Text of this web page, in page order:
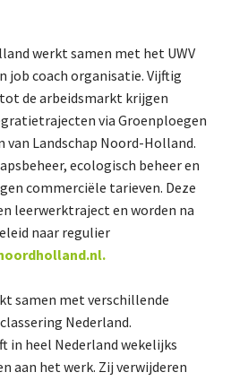
werkt samen met het UWV
job coach organisatie. Vijftig
de arbeidsmarkt krijgen
via Groenploegen
van Landschap Noord-Holland.
ecologisch beheer en
commerciële tarieven. Deze
leerwerktraject en worden na
naar regulier
samen met verschillende
Nederland.
in heel Nederland wekelijks
aan het werk. Zij verwijderen